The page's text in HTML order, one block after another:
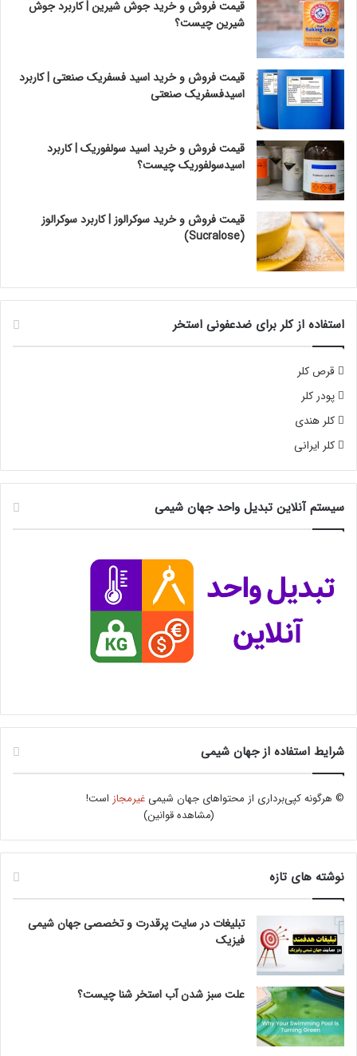
قیمت فروش و خرید جوش شیرین | کاربرد جوش
شیرین چیست؟
قیمت فروش و خرید اسید فسفریک صنعتی | کاربرد
اسیدفسفریک صنعتی
قیمت فروش و خرید اسید سولفوریک | کاربرد
اسیدسولفوریک چیست؟
قیمت فروش و خرید سوکرالوز | کاربرد سوکرالوز
(Sucralose)
استفاده از کلر برای ضدعفونی استخر
قرص کلر
پودر کلر
کلر هندی
کلر ایرانی
سیستم آنلاین تبدیل واحد جهان شیمی
شرایط استفاده از جهان شیمی
© هرگونه کپی‌برداری از محتواهای جهان شیمیغیرمجاز است!
(مشاهده قوانین)
نوشته های تازه
تبلیغات در سایت پرقدرت و تخصصی جهان شیمی
فیزیک
علت سبز شدن آب استخر شنا چیست؟